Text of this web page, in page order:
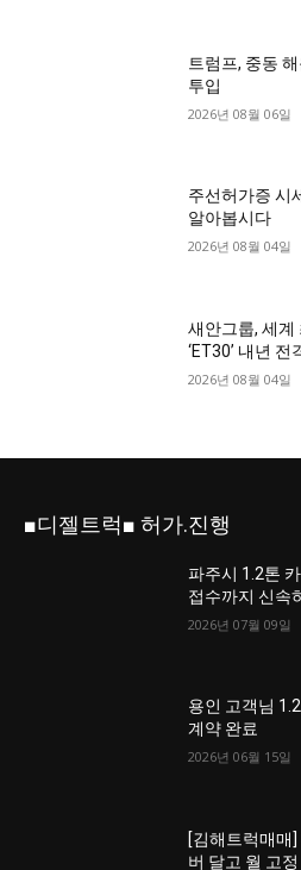
트럼프, 중동
투입
2026년 08월 06일
주선허가증 시
알아봅시다
2026년 08월 04일
새안그룹, 세계
‘ET30’ 내년 전
2026년 08월 04일
■디젤트럭■ 허가.진행
파주시 1.2톤
접수까지 신속
2026년 07월 09일
용인 고객님
계약 완료
2026년 06월 15일
[김해트럭매매
버 달고 월 고